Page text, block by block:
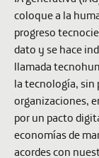
coloque a la
progreso
dato y se hace
llamada
la tecnología, sin
organizaciones,
por un pacto
economías de
acordes con